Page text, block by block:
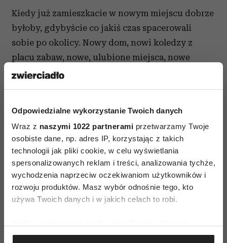
Odpowiedzialne wykorzystanie Twoich danych
Wraz z naszymi 1022 partnerami przetwarzamy Twoje
osobiste dane, np. adres IP, korzystając z takich
technologii jak pliki cookie, w celu wyświetlania
spersonalizowanych reklam i treści, analizowania tychże,
wychodzenia naprzeciw oczekiwaniom użytkowników i
rozwoju produktów. Masz wybór odnośnie tego, kto
używa Twoich danych i w jakich celach to robi.
Gromadzić dane dotyczące Twojej lokalizacji
Kiedy już zamieszkacie w nowym miejscu dobrze
byłoby, gdybyście co jakiś czas spacerowali
sobie po okolicy. Nowy dom, nowi koledzy z
placu zabaw, nowe, ulubione miejsca, nowe
sklepy, nowi sąsiedzi to wszystko razem tworzy
ukochaną maskotkę, której będzie pokazywał i
opisywał wszystko wokoło.
Powyższy tekst jest przedrukiem artykułu „ z
portalu dla rodziców